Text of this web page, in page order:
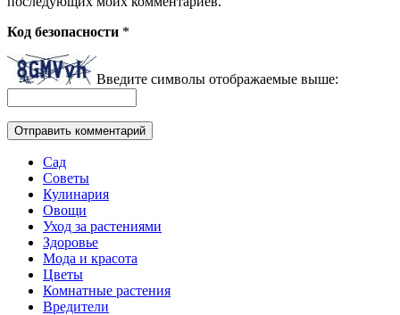
Код безопасности *
Введите символы отображаемые выше:
Сад
Советы
Кулинария
Овощи
Уход за растениями
Здоровье
Мода и красота
Цветы
Комнатные растения
Вредители